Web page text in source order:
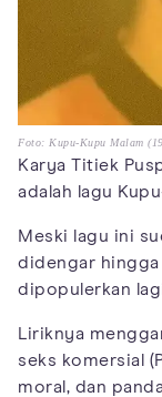
Foto: Kupu-Kupu Malam
Karya Titiek
adalah lagu
Meski lagu ini
didengar
dipopulerkan
Liriknya
seks komersial
moral, dan